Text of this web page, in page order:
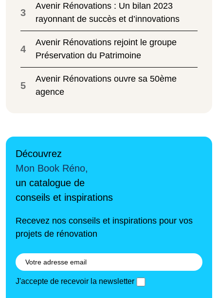
3
Avenir Rénovations : Un bilan 2023
rayonnant de succès et d’innovations
4
Avenir Rénovations rejoint le groupe
Préservation du Patrimoine
5
Avenir Rénovations ouvre sa 50ème
agence
Découvrez
Mon Book Réno,
un catalogue de
conseils et inspirations
Recevez nos conseils et inspirations pour vos
projets de rénovation
J'accepte de recevoir la newsletter